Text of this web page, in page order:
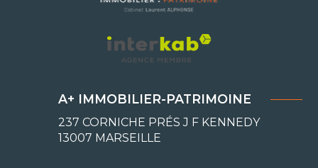
A+ IMMOBILIER-PATRIMOINE
237 CORNICHE PRÉS J F KENNEDY
13007 MARSEILLE